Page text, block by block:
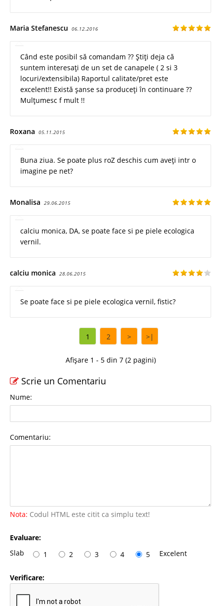
Maria Stefanescu 06.12.2016
Când este posibil să comandam ?? Știți deja că
suntem interesați de un set de canapele ( 2 si 3
locuri/extensibila) Raportul calitate/pret este
excelent!! Există șanse sa produceți în continuare ??
Mulțumesc f mult !!
Roxana 05.11.2015
Buna ziua. Se poate plus roZ deschis cum aveți intr o
imagine pe net?
Monalisa 29.06.2015
calciu monica, DA, se poate face si pe piele ecologica
vernil.
calciu monica 28.06.2015
Se poate face si pe piele ecologica vernil, fistic?
1 2 > >|
Afișare 1 - 5 din 7 (2 pagini)
Scrie un Comentariu
Nume:
Comentariu:
Nota: Codul HTML este citit ca simplu text!
Evaluare:
Slab
1 2 3 4 5 Excelent
Verificare: